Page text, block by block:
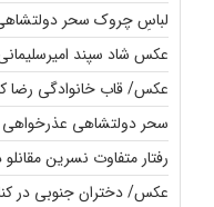
لباسِ چروک سحر
عکس شاد سپند
عکس/ قاب خانوادگی رضا
سحر دولتشاهی
رفتار متفاوت نسرین
عکس/ دختران جنوبی در